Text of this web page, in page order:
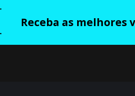
Receba as melhores